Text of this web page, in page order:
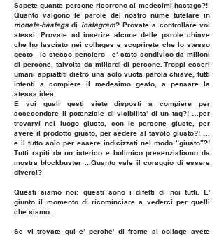
Sapete quante persone ricorrono ai medesimi hastags?!
Quanto valgono le parole del nostro nume tutelare in
moneta-hastags di instagram? Provate a controllare voi
stessi. Provate ad inserire alcune delle parole chiave
che ho lasciato nei collages e scoprirete che lo stesso
gesto - lo stesso pensiero - e' stato condiviso da milioni
di persone, talvolta da miliardi di persone. Troppi esseri
umani appiattiti dietro una solo vuota parola chiave, tutti
intenti a compiere il medesimo gesto, a pensare la
stessa idea.​
E voi quali gesti siete disposti a compiere per
assecondare il potenziale di visibilita' di un tag?! …per
trovarvi nel luogo giusto, con le persone giuste, per
avere il prodotto giusto, per sedere al tavolo giusto?! …
e il tutto solo per essere indicizzati nel modo “giusto”?!
Tutti rapiti da un isterico e bulimico presenzialismo da
mostra blockbuster ...Quanto vale il coraggio di essere
diversi?
Questi siamo noi: questi sono i difetti di noi tutti. E'
giunto il momento di ricominciare a vederci per quelli
che siamo.
Se vi trovate qui e' perche' di fronte al collage avete